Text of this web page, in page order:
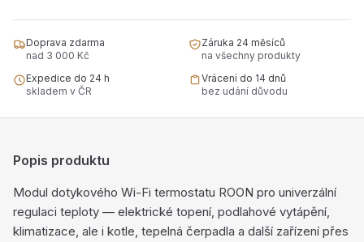
Doprava zdarma
nad 3 000 Kč
Záruka 24 měsíců
na všechny produkty
Expedice do 24 h
skladem v ČR
Vrácení do 14 dnů
bez udání důvodu
Popis produktu
Modul dotykového Wi-Fi termostatu ROON pro univerzální
regulaci teploty — elektrické topení, podlahové vytápění,
klimatizace, ale i kotle, tepelná čerpadla a další zařízení přes